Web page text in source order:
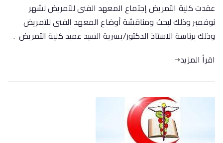
عقدت كلية التمريض إجتماع المعهد الفنى للتمريض لشهر
نوفمبر وذلك لبحث ومناقشة أوضاع المعهد الفنى للتمريض
وذلك برئاسة الاستاذ الدكتور/يسرية السيد عميد كلية التمريض .
اقرأ المزيد